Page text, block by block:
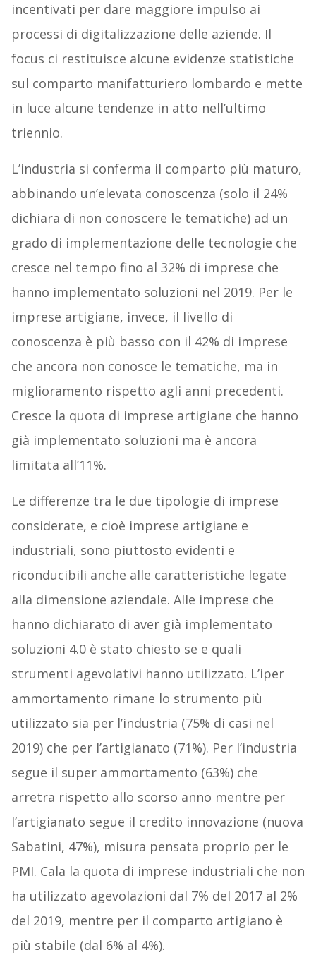
incentivati per dare maggiore impulso ai
processi di digitalizzazione delle aziende. Il
focus ci restituisce alcune evidenze statistiche
sul comparto manifatturiero lombardo e mette
in luce alcune tendenze in atto nell’ultimo
triennio.
L’industria si conferma il comparto più maturo,
abbinando un’elevata conoscenza (solo il 24%
dichiara di non conoscere le tematiche) ad un
grado di implementazione delle tecnologie che
cresce nel tempo fino al 32% di imprese che
hanno implementato soluzioni nel 2019. Per le
imprese artigiane, invece, il livello di
conoscenza è più basso con il 42% di imprese
che ancora non conosce le tematiche, ma in
miglioramento rispetto agli anni precedenti.
Cresce la quota di imprese artigiane che hanno
già implementato soluzioni ma è ancora
limitata all’11%.
Le differenze tra le due tipologie di imprese
considerate, e cioè imprese artigiane e
industriali, sono piuttosto evidenti e
riconducibili anche alle caratteristiche legate
alla dimensione aziendale. Alle imprese che
hanno dichiarato di aver già implementato
soluzioni 4.0 è stato chiesto se e quali
strumenti agevolativi hanno utilizzato. L’iper
ammortamento rimane lo strumento più
utilizzato sia per l’industria (75% di casi nel
2019) che per l’artigianato (71%). Per l’industria
segue il super ammortamento (63%) che
arretra rispetto allo scorso anno mentre per
l’artigianato segue il credito innovazione (nuova
Sabatini, 47%), misura pensata proprio per le
PMI. Cala la quota di imprese industriali che non
ha utilizzato agevolazioni dal 7% del 2017 al 2%
del 2019, mentre per il comparto artigiano è
più stabile (dal 6% al 4%).